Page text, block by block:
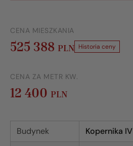
CENA MIESZKANIA
525 388 PLN Historia ceny
CENA ZA METR KW.
12 400 PLN
Budynek
Kopernika IV